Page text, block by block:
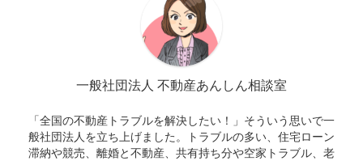
一般社団法人 不動産あんしん相談室
「全国の不動産トラブルを解決したい！」そういう思いで一
般社団法人を立ち上げました。トラブルの多い、住宅ローン
滞納や競売、離婚と不動産、共有持ち分や空家トラブル、老